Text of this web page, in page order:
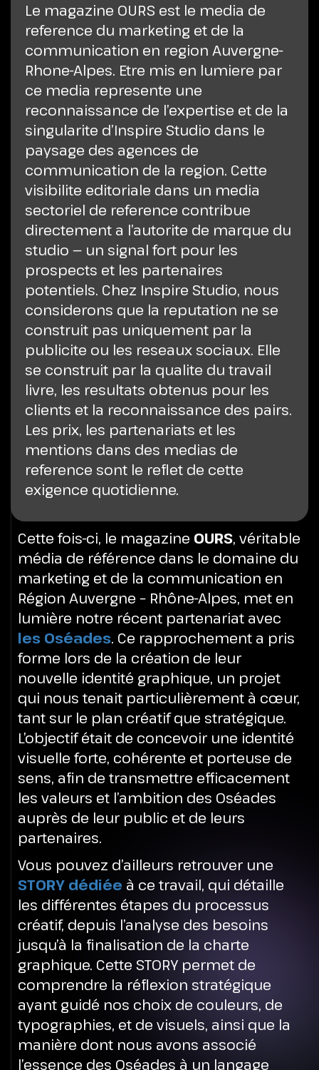
Le magazine OURS est le media de
reference du marketing et de la
communication en region Auvergne-
Rhone-Alpes. Etre mis en lumiere par
ce media represente une
reconnaissance de l’expertise et de la
singularite d’Inspire Studio dans le
paysage des agences de
communication de la region. Cette
visibilite editoriale dans un media
sectoriel de reference contribue
directement a l’autorite de marque du
studio — un signal fort pour les
prospects et les partenaires
potentiels. Chez Inspire Studio, nous
considerons que la reputation ne se
construit pas uniquement par la
publicite ou les reseaux sociaux. Elle
se construit par la qualite du travail
livre, les resultats obtenus pour les
clients et la reconnaissance des pairs.
Les prix, les partenariats et les
mentions dans des medias de
reference sont le reflet de cette
exigence quotidienne.
Cette fois-ci, le magazine OURS, véritable
média de référence dans le domaine du
marketing et de la communication en
Région Auvergne – Rhône-Alpes, met en
lumière notre récent partenariat avec
les Oséades. Ce rapprochement a pris
forme lors de la création de leur
nouvelle identité graphique, un projet
qui nous tenait particulièrement à cœur,
tant sur le plan créatif que stratégique.
L’objectif était de concevoir une identité
visuelle forte, cohérente et porteuse de
sens, afin de transmettre efficacement
les valeurs et l’ambition des Oséades
auprès de leur public et de leurs
partenaires.
Vous pouvez d’ailleurs retrouver une
STORY dédiée à ce travail, qui détaille
les différentes étapes du processus
créatif, depuis l’analyse des besoins
jusqu’à la finalisation de la charte
graphique. Cette STORY permet de
comprendre la réflexion stratégique
ayant guidé nos choix de couleurs, de
typographies, et de visuels, ainsi que la
manière dont nous avons associé
l’essence des Oséades à un langage